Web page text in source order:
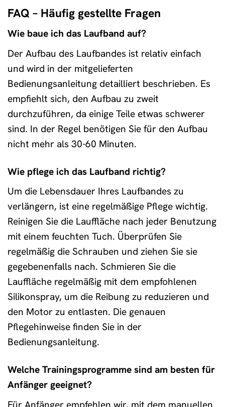
FAQ – Häufig gestellte Fragen
Wie baue ich das Laufband auf?
Der Aufbau des Laufbandes ist relativ einfach
und wird in der mitgelieferten
Bedienungsanleitung detailliert beschrieben. Es
empfiehlt sich, den Aufbau zu zweit
durchzuführen, da einige Teile etwas schwerer
sind. In der Regel benötigen Sie für den Aufbau
nicht mehr als 30-60 Minuten.
Wie pflege ich das Laufband richtig?
Um die Lebensdauer Ihres Laufbandes zu
verlängern, ist eine regelmäßige Pflege wichtig.
Reinigen Sie die Lauffläche nach jeder Benutzung
mit einem feuchten Tuch. Überprüfen Sie
regelmäßig die Schrauben und ziehen Sie sie
gegebenenfalls nach. Schmieren Sie die
Lauffläche regelmäßig mit dem empfohlenen
Silikonspray, um die Reibung zu reduzieren und
den Motor zu entlasten. Die genauen
Pflegehinweise finden Sie in der
Bedienungsanleitung.
Welche Trainingsprogramme sind am besten für
Anfänger geeignet?